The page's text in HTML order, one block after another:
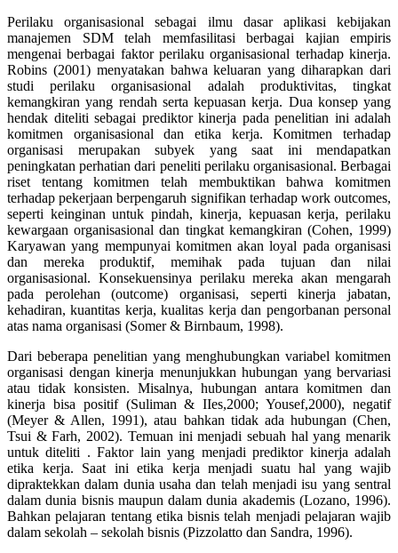
Perilaku organisasional sebagai ilmu dasar aplikasi kebijakan
manajemen SDM telah memfasilitasi berbagai kajian empiris
mengenai berbagai faktor perilaku organisasional terhadap kinerja.
Robins (2001) menyatakan bahwa keluaran yang diharapkan dari
studi perilaku organisasional adalah produktivitas, tingkat
kemangkiran yang rendah serta kepuasan kerja. Dua konsep yang
hendak diteliti sebagai prediktor kinerja pada penelitian ini adalah
komitmen organisasional dan etika kerja. Komitmen terhadap
organisasi merupakan subyek yang saat ini mendapatkan
peningkatan perhatian dari peneliti perilaku organisasional. Berbagai
riset tentang komitmen telah membuktikan bahwa komitmen
terhadap pekerjaan berpengaruh signifikan terhadap work outcomes,
seperti keinginan untuk pindah, kinerja, kepuasan kerja, perilaku
kewargaan organisasional dan tingkat kemangkiran (Cohen, 1999)
Karyawan yang mempunyai komitmen akan loyal pada organisasi
dan mereka produktif, memihak pada tujuan dan nilai
organisasional. Konsekuensinya perilaku mereka akan mengarah
pada perolehan (outcome) organisasi, seperti kinerja jabatan,
kehadiran, kuantitas kerja, kualitas kerja dan pengorbanan personal
atas nama organisasi (Somer & Birnbaum, 1998).
Dari beberapa penelitian yang menghubungkan variabel komitmen
organisasi dengan kinerja menunjukkan hubungan yang bervariasi
atau tidak konsisten. Misalnya, hubungan antara komitmen dan
kinerja bisa positif (Suliman & IIes,2000; Yousef,2000), negatif
(Meyer & Allen, 1991), atau bahkan tidak ada hubungan (Chen,
Tsui & Farh, 2002). Temuan ini menjadi sebuah hal yang menarik
untuk diteliti . Faktor lain yang menjadi prediktor kinerja adalah
etika kerja. Saat ini etika kerja menjadi suatu hal yang wajib
dipraktekkan dalam dunia usaha dan telah menjadi isu yang sentral
dalam dunia bisnis maupun dalam dunia akademis (Lozano, 1996).
Bahkan pelajaran tentang etika bisnis telah menjadi pelajaran wajib
dalam sekolah – sekolah bisnis (Pizzolatto dan Sandra, 1996).